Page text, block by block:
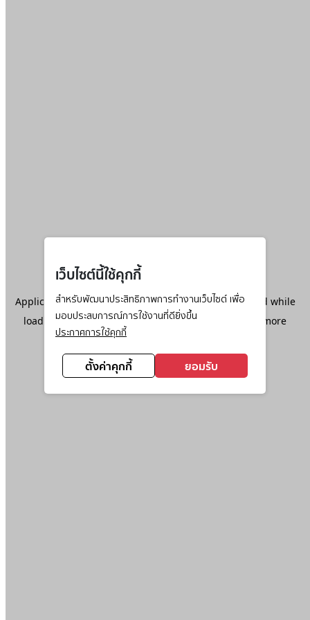
เว็บไซต์นี้ใช้คุกกี้
สำหรับพัฒนาประสิทธิภาพการทำงานเว็บไซต์ เพื่อ
มอบประสบการณ์การใช้งานที่ดียิ่งขึ้น
ประกาศการใช้คุกกี้
ตั้งค่าคุกกี้ ยอมรับ
Application error: aclient-side exception has occurred while
loadingwww.ktc.co.th(see the browser console
for more
information).